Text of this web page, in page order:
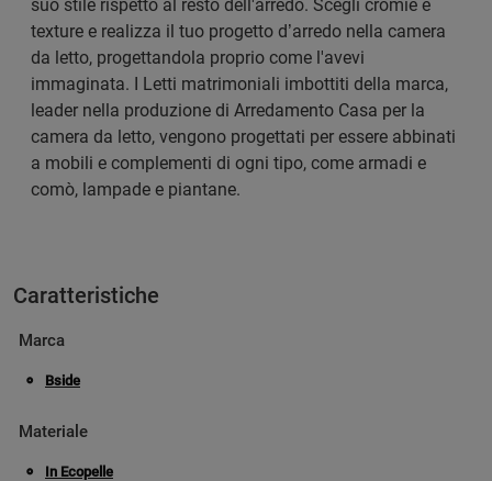
suo stile rispetto al resto dell'arredo. Scegli cromie e
texture e realizza il tuo progetto d’arredo nella camera
da letto, progettandola proprio come l'avevi
immaginata. I Letti matrimoniali imbottiti della marca,
leader nella produzione di Arredamento Casa per la
camera da letto, vengono progettati per essere abbinati
a mobili e complementi di ogni tipo, come armadi e
comò, lampade e piantane.
Caratteristiche
Marca
Bside
Materiale
In Ecopelle